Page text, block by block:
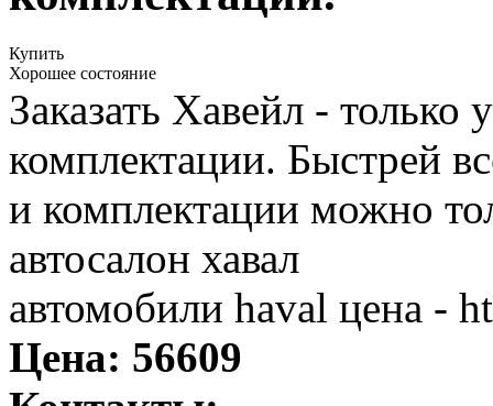
Купить
Хорошее состояние
Заказать Хавейл - только
комплектации. Быстрей
и комплектации можно
автосалон хавал
автомобили haval цена -
Цена: 56609